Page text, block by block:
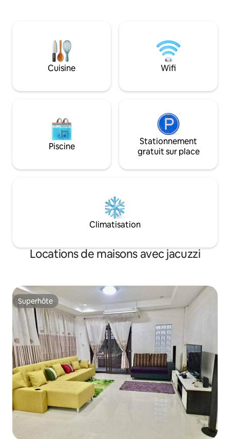
Piscine d'eau salée OverFlow🏊 🛀2
grandes baignoires et baignoires
confortables 🎤 Jeux, PS5 TV, écran 65 ".
🎤 Terrain de jeu 🛝 Wilshare devant la
soir ✅ Prenez 7 à 11 lotus livrés devant la
le ✅ massage
Cuisine Wifi
Piscine
Stationnement
gratuit sur place
Climatisation
Locations de maisons avec jacuzzi
Superhôte
Superhôte